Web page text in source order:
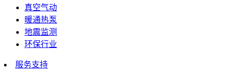
真空气动
暖通热泵
地震监测
环保行业
服务支持